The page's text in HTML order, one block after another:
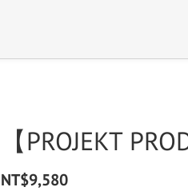
【PROJEKT
NT$9,580